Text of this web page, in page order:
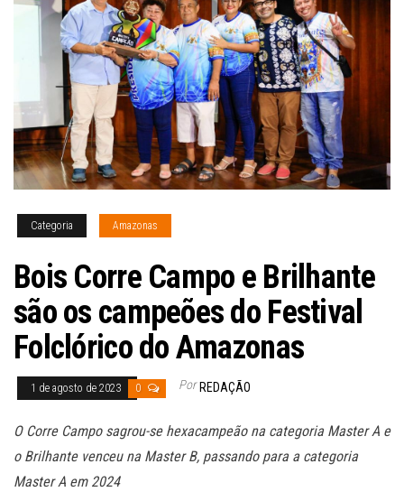
Categoria Amazonas
Bois Corre Campo e Brilhante
são os campeões do Festival
Folclórico do Amazonas
1 de agosto de 2023 0 Por REDAÇÃO
O Corre Campo sagrou-se hexacampeão na categoria Master A e
o Brilhante venceu na Master B, passando para a categoria
Master A em 2024